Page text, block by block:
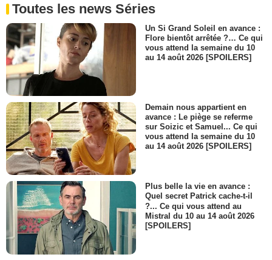
Toutes les news Séries
Un Si Grand Soleil en avance :
Flore bientôt arrêtée ?… Ce qui
vous attend la semaine du 10
au 14 août 2026 [SPOILERS]
Demain nous appartient en
avance : Le piège se referme
sur Soizic et Samuel... Ce qui
vous attend la semaine du 10
au 14 août 2026 [SPOILERS]
Plus belle la vie en avance :
Quel secret Patrick cache-t-il
?... Ce qui vous attend au
Mistral du 10 au 14 août 2026
[SPOILERS]